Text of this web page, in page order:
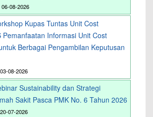
06-08-2026
Kupas Tuntas Unit Cost
Pemanfaatan Informasi Unit Cost
Berbagai Pengambilan Keputusan
08-2026
Sustainability dan Strategi
Sakit Pasca PMK No. 6 Tahun 2026
07-2026